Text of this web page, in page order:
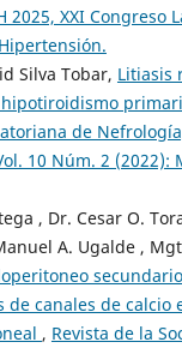
2025, XXI Congreso
Silva Tobar, Litiasis
de
10 Núm. 2 (2022):
, Dr. Cesar O.
A. Ugalde ,
de canales de calcio
, Revista de la